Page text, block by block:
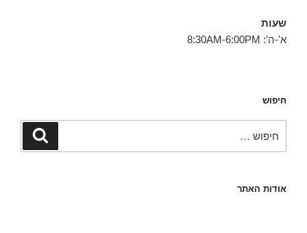
שעות
א'-ה': 8:30AM-6:00PM
חיפוש
חיפוש
אודות האתר